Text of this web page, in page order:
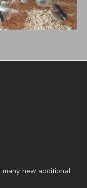
new additional